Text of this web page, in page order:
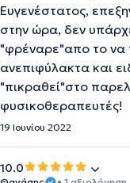
Ευγενέστατος,
στην ώρα, δεν
"φρέναρε"απο το να
ανεπιφύλακτα και
"πικραθεί"στο
φυσικοθεραπευτές!
19 Ιουνίου 2022
10.0